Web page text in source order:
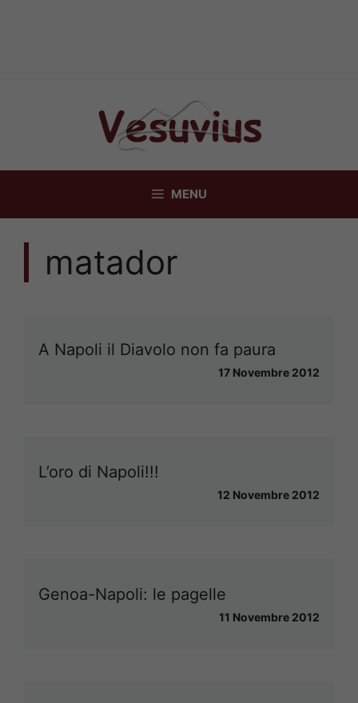
MENU
matador
A Napoli il Diavolo non fa paura
17 Novembre 2012
L’oro di Napoli!!!
12 Novembre 2012
Genoa-Napoli: le pagelle
11 Novembre 2012